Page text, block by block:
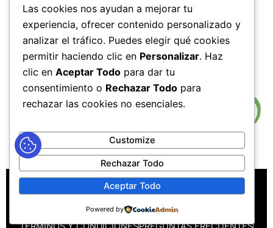
HORARIOS DE RADICACIÓN DE
CORRESPONDENCIA
Lunes a Jueves de 7:30 AM a 11:30 AM y de 2:00 PM a 5:00
PM
MAPA DEL SITIOPOLÍTICAS DE PRIVACIDAD
POLÍTICAS DE DERECHOS DE AUTOR
POLÍTICA DE TRATAMIENTO DE DATOS PERSONALES
Las cookies nos ayudan a mejorar tu
experiencia, ofrecer contenido personalizado y
analizar el tráfico. Puedes elegir qué cookies
permitir haciendo clic en Personalizar. Haz
clic en Aceptar Todo para dar tu
consentimiento o Rechazar Todo para
rechazar las cookies no esenciales.
Customize
Rechazar Todo
Aceptar Todo
Powered by